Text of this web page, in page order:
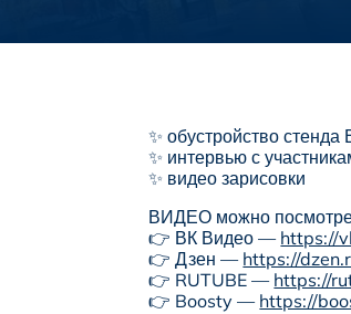
✨ обустройство
✨ интервью с
✨ видео зарисовки
ВИДЕО можно
👉 ВК Видео — https://
👉 Дзен — https://
👉 RUTUBE — https://
👉 Boosty — https://